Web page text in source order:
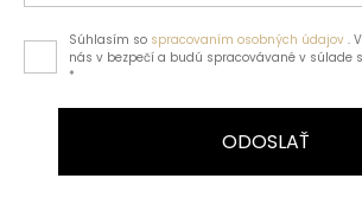
Súhlasím so spracovaním osobných údajov .
nás v bezpečí a budú spracovávané v súlade
*
ODOSLAŤ